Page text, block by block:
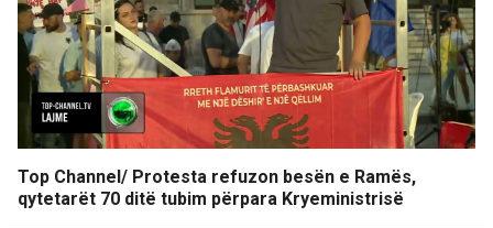
Top Channel/ Protesta refuzon besën e Ramës,
qytetarët 70 ditë tubim përpara Kryeministrisë